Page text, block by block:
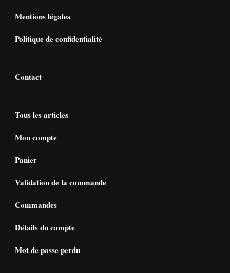
Mentions légales
Politique de confidentialité
Contact
Tous les articles
Mon compte
Panier
Validation de la commande
Commandes
Détails du compte
Mot de passe perdu